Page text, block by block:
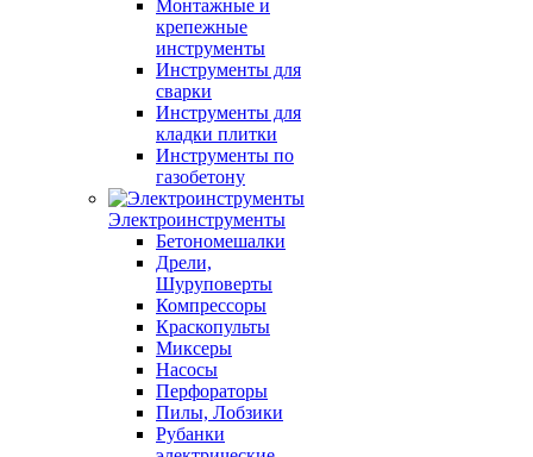
Монтажные и
крепежные
инструменты
Инструменты для
сварки
Инструменты для
кладки плитки
Инструменты по
газобетону
Электроинструменты
Бетономешалки
Дрели,
Шуруповерты
Компрессоры
Краскопульты
Миксеры
Насосы
Перфораторы
Пилы, Лобзики
Рубанки